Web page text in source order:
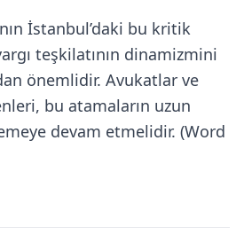
İstanbul’daki bu kritik
teşkilatının dinamizmini
önemlidir. Avukatlar ve
bu atamaların uzun
devam etmelidir. (Word